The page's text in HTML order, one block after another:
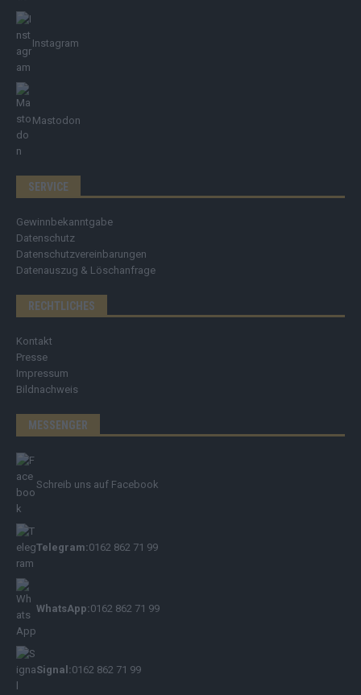
Instagram
Mastodon
SERVICE
Gewinnbekanntgabe
Datenschutz
Datenschutzvereinbarungen
Datenauszug & Löschanfrage
RECHTLICHES
Kontakt
Presse
Impressum
Bildnachweis
MESSENGER
Schreib uns auf Facebook
Telegram:0162 862 71 99
WhatsApp:0162 862 71 99
Signal:0162 862 71 99